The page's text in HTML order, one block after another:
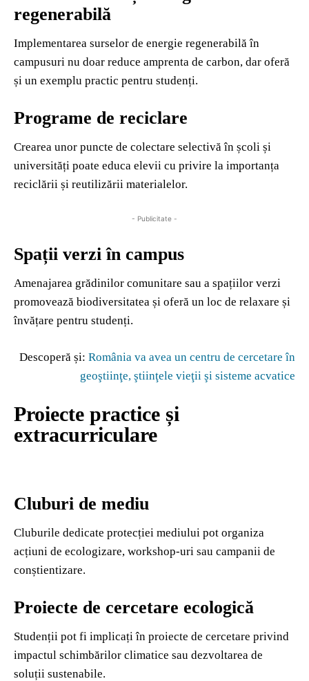
regenerabilă
Implementarea surselor de energie regenerabilă în
campusuri nu doar reduce amprenta de carbon, dar oferă
și un exemplu practic pentru studenți.
Programe de reciclare
Crearea unor puncte de colectare selectivă în școli și
universități poate educa elevii cu privire la importanța
reciclării și reutilizării materialelor.
- Publicitate -
Spații verzi în campus
Amenajarea grădinilor comunitare sau a spațiilor verzi
promovează biodiversitatea și oferă un loc de relaxare și
învățare pentru studenți.
Descoperă și: România va avea un centru de cercetare în
geoştiinţe, ştiinţele vieţii şi sisteme acvatice
Proiecte practice și
extracurriculare
Cluburi de mediu
Cluburile dedicate protecției mediului pot organiza
acțiuni de ecologizare, workshop-uri sau campanii de
conștientizare.
Proiecte de cercetare ecologică
Studenții pot fi implicați în proiecte de cercetare privind
impactul schimbărilor climatice sau dezvoltarea de
soluții sustenabile.